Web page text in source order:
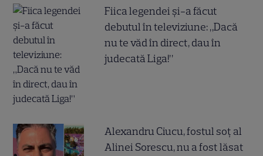
Fiica legendei și-a făcut
debutul în televiziune: „Dacă
nu te văd în direct, dau în
judecată Liga!”
Alexandru Ciucu, fostul soț al
Alinei Sorescu, nu a fost lăsat